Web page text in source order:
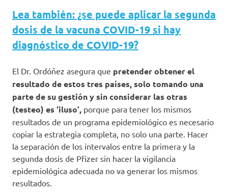
Lea también: ¿se puede aplicar la segunda
dosis de la vacuna COVID-19 si hay
diagnóstico de COVID-19?
El Dr. Ordóñez asegura que pretender obtener el
resultado de estos tres países, solo tomando una
parte de su gestión y sin considerar las otras
(testeo) es ‘iluso’, porque para tener los mismos
resultados de un programa epidemiológico es necesario
copiar la estrategia completa, no solo una parte. Hacer
la separación de los intervalos entre la primera y la
segunda dosis de Pfizer sin hacer la vigilancia
epidemiológica adecuada no va generar los mismos
resultados.